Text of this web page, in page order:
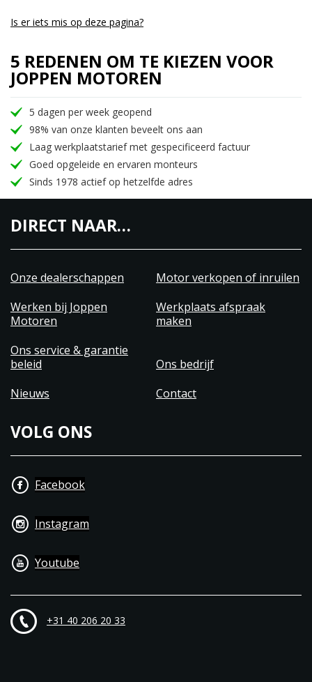
Is er iets mis op deze pagina?
5 REDENEN OM TE KIEZEN VOOR
JOPPEN MOTOREN
5 dagen per week geopend
98% van onze klanten beveelt ons aan
Laag werkplaatstarief met gespecificeerd factuur
Goed opgeleide en ervaren monteurs
Sinds 1978 actief op hetzelfde adres
DIRECT NAAR…
Onze dealerschappen
Motor verkopen of inruilen
Werken bij Joppen
Motoren
Werkplaats afspraak
maken
Ons service & garantie
beleid
Ons bedrijf
Nieuws
Contact
VOLG ONS
Facebook
Instagram
Youtube
+31 40 206 20 33